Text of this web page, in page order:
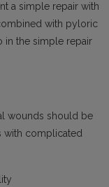
a simple repair with
with pyloric
in the simple repair
wounds should be
with complicated